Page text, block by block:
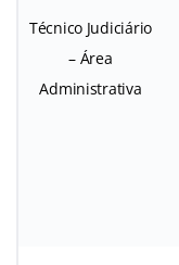
Técnico Judiciário
– Área
Administrativa